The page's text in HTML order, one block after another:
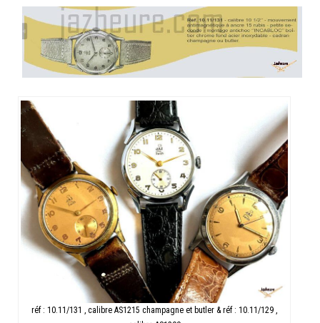
réf : 10.11/131 , calibre AS1215 champagne et butler & réf : 10.11/129 ,